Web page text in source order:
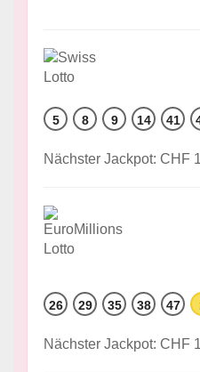
5 8 9 14 41
Nächster Jackpot: CHF
26 29 35 38 47
Nächster Jackpot: CHF